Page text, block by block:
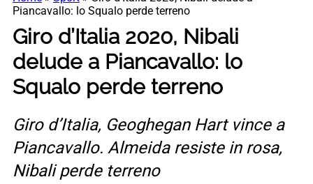
Piancavallo: lo Squalo perde terreno
Giro d’Italia 2020, Nibali
delude a Piancavallo: lo
Squalo perde terreno
Giro d’Italia, Geoghegan Hart vince a
Piancavallo. Almeida resiste in rosa,
Nibali perde terreno